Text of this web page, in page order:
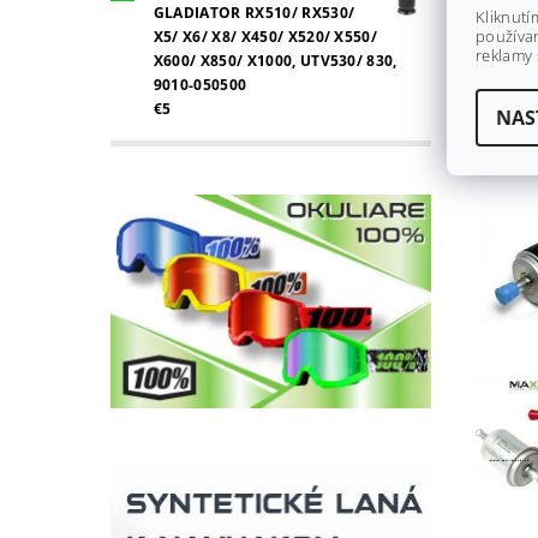
GLADIATOR RX510/ RX530/
X5/ X6/ X8/ X450/ X520/ X550/
X600/ X850/ X1000, UTV530/ 830,
9010-050500
€5
reklamy